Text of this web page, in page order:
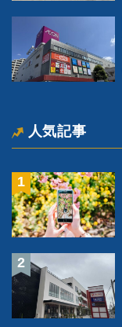
人気記事